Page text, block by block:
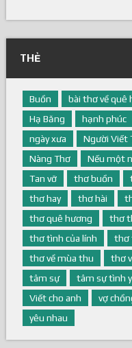
THẺ
Buồn bài thơ về quê
Hạ Băng
hạnh phúc
ngày xưa
Người Viết
Nàng Thơ
Nếu một
Tan vỡ
thơ buồn
thơ hay
thơ hài
thơ quê hương
thơ
thơ tình của lính
thơ
thơ về mùa thu
thơ
tâm sự
tâm sự tình
Viết cho anh
vợ
yêu nhau